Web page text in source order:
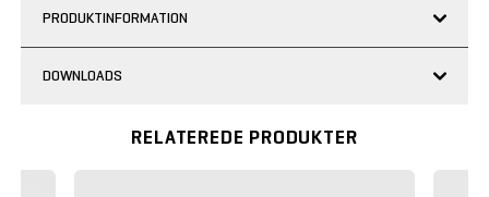
PRODUKTINFORMATION
DOWNLOADS
RELATEREDE PRODUKTER